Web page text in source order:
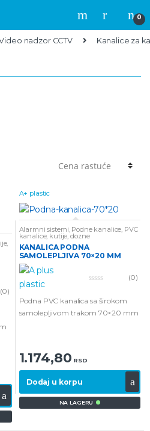
0
nadzor CCTV Kanalice za
(0)
A+ plastic
Alarmni sistemi Podne kanalice PVC
kanalice, kutije, dozne
KANALICA PODNA
SAMOLEPLJIVA 70×20 MM
u
o
(0)
Podna PVC kanalica sa širokom
samolepljivom trakom 70×20 mm
1.174,80 RSD
Dodaj u korpu
NA LAGERU